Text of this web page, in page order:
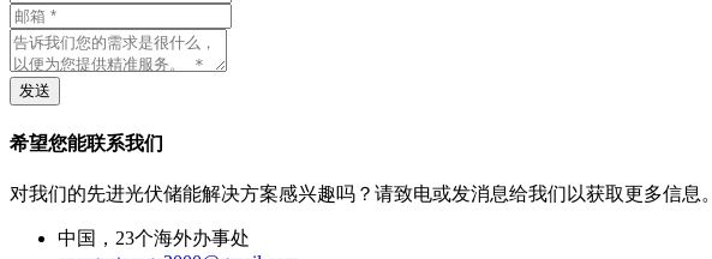
发送
希望您能联系我们
对我们的先进光伏储能解决方案感兴趣吗？请致电或发消息给我们以获取更多信息。
中国，23个海外办事处